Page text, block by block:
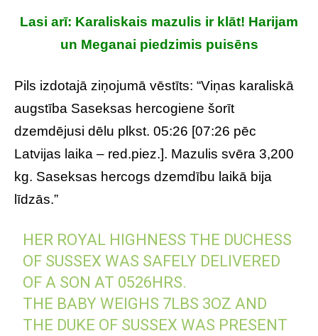
Lasi arī: Karaliskais mazulis ir klāt! Harijam
un Meganai piedzimis puisēns
Pils izdotajā ziņojumā vēstīts: “Viņas karaliskā
augstība Saseksas hercogiene šorīt
dzemdējusi dēlu plkst. 05:26 [07:26 pēc
Latvijas laika – red.piez.]. Mazulis svēra 3,200
kg. Saseksas hercogs dzemdību laikā bija
līdzās.”
HER ROYAL HIGHNESS THE DUCHESS
OF SUSSEX WAS SAFELY DELIVERED
OF A SON AT 0526HRS.
THE BABY WEIGHS 7LBS 3OZ AND
THE DUKE OF SUSSEX WAS PRESENT